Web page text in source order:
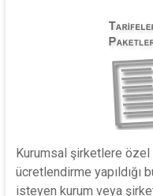
Kurumsal şirketlere özel
ücretlendirme yapıldığı
isteyen kurum veya